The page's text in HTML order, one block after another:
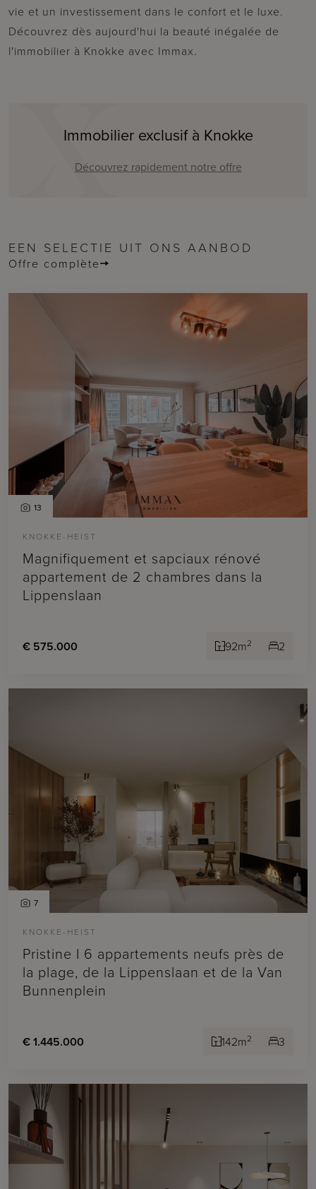
vie et un investissement dans le confort et le luxe.
Découvrez dès aujourd'hui la beauté inégalée de
l'immobilier à Knokke avec Immax.
Immobilier exclusif à Knokke
Découvrez rapidement notre offre
EEN SELECTIE UIT ONS AANBOD
Offre complète
13
KNOKKE-HEIST
Magnifiquement et sapciaux rénové
appartement de 2 chambres dans la
Lippenslaan
€ 575.000 92m2 2
7
KNOKKE-HEIST
Pristine I 6 appartements neufs près de
la plage, de la Lippenslaan et de la Van
Bunnenplein
€ 1.445.000 142m2 3